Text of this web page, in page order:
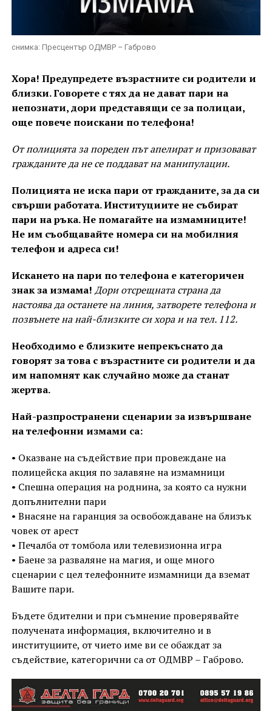
снимка: Пресцентър ОДМВР – Габрово
Хора! Предупредете възрастните си родители и
близки. Говорете с тях да не дават пари на
непознати, дори представящи се за полицаи,
още повече поискани по телефона!
От полицията за пореден път апелират и призовават
гражданите да не се поддават на манипулации.
Полицията не иска пари от гражданите, за да си
свърши работата. Институциите не събират
пари на ръка. Не помагайте на измамниците!
Не им съобщавайте номера си на мобилния
телефон и адреса си!
Искането на пари по телефона е категоричен
знак за измама! Дори отсрещната страна да
настоява да останете на линия, затворете телефона и
позвънете на най-близките си хора и на тел. 112.
Необходимо е близките непрекъснато да
говорят за това с възрастните си родители и да
им напомнят как случайно може да станат
жертва.
Най-разпространени сценарии за извършване
на телефонни измами са:
• Оказване на съдействие при провеждане на
полицейска акция по залавяне на измамници
• Спешна операция на роднина, за която са нужни
допълнителни пари
• Внасяне на гаранция за освобождаване на близък
човек от арест
• Печалба от томбола или телевизионна игра
• Баене за разваляне на магия, и още много
сценарии с цел телефонните измамници да вземат
Вашите пари.
Бъдете бдителни и при съмнение проверявайте
получената информация, включително и в
институциите, от чието име ви се обаждат за
съдействие, категорични са от ОДМВР – Габрово.